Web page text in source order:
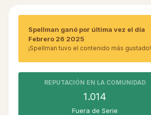
Spellman ganó por última vez el día
Febrero 26 2025
¡Spellman tuvo el contenido más gustado!
REPUTACIÓN EN LA COMUNIDAD
1.014
Fuera de Serie